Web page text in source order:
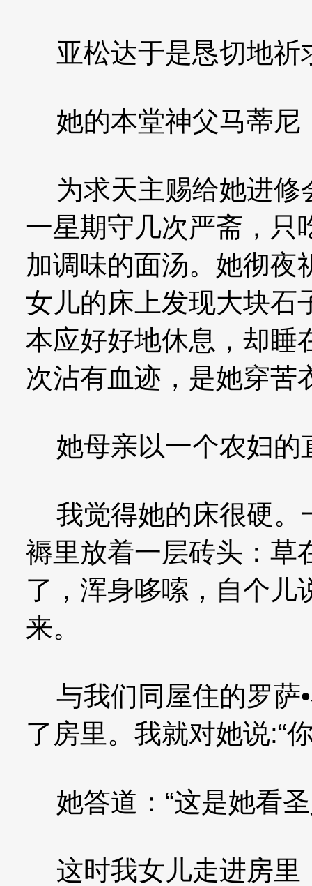
亚松达于是恳切地
她的本堂神父马蒂尼
为求天主赐给她进修
一星期守几次严斋，只
加调味的面汤。她彻夜
女儿的床上发现大块石
本应好好地休息，却睡
次沾有血迹，是她穿苦
她母亲以一个农妇的
我觉得她的床很硬。
褥里放着一层砖头：草
了，浑身哆嗦，自个儿
来。
与我们同屋住的罗萨
了房里。我就对她说:“
她答道：“这是她看
这时我女儿走进房里